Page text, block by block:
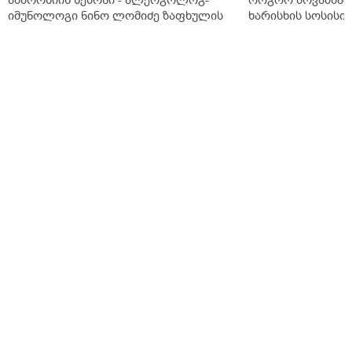
ფეხით, ვარჯიშსაც ვასწრებ დროდადრო, სიმაღლით
იმუნოლოგი ნინო ლომიძე ზაფხულის
ხარისხის სოსისი